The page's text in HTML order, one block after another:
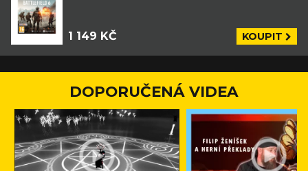
1 149 KČ KOUPIT
DOPORUČENÁ VIDEA